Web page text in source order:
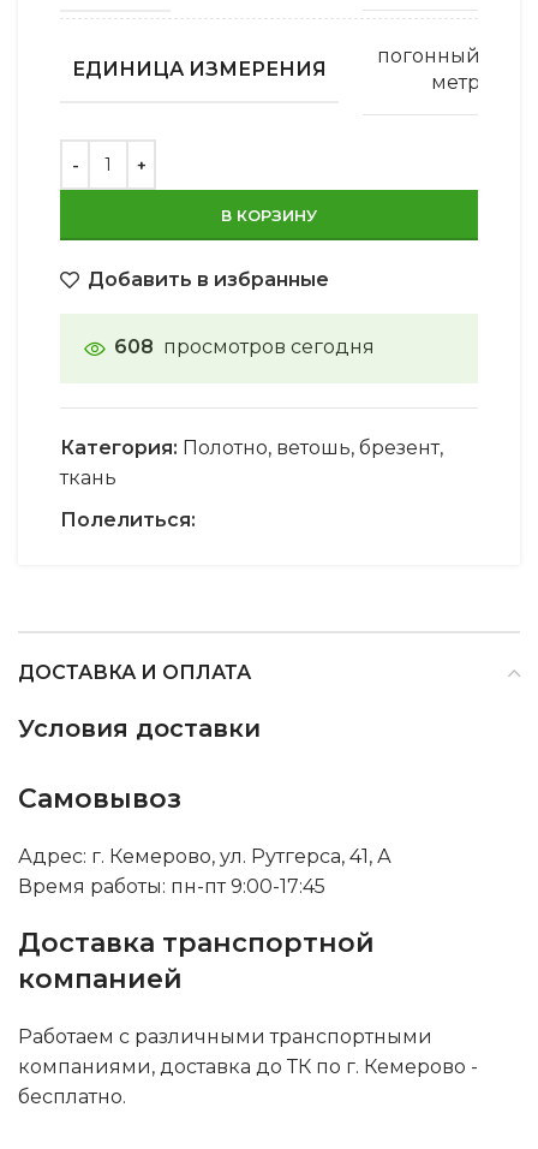
ЕДИНИЦА ИЗМЕРЕНИЯ
погонный
метр
В КОРЗИНУ
Добавить в избранные
608 просмотров сегодня
Категория: Полотно, ветошь, брезент,
ткань
Полелиться:
ДОСТАВКА И ОПЛАТА
Условия доставки
Самовывоз
Адрес: г. Кемерово, ул. Рутгерса, 41, А
Время работы: пн-пт 9:00-17:45
Доставка транспортной
компанией
Работаем с различными транспортными
компаниями, доставка до ТК по г. Кемерово -
бесплатно.